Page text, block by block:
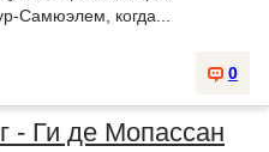
Самюэлем, когда...
0
- Ги де Мопассан